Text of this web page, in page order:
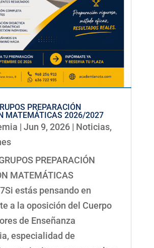
PREPARACIÓN
MATEMÁTICAS 2026/2027
| Jun 9, 2026| Noticias,
PREPARACIÓN
MATEMÁTICAS
estás pensando en
a la oposición del Cuerpo
de Enseñanza
especialidad de